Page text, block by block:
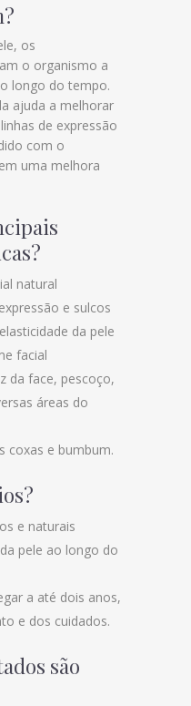
os
o organismo a
longo do tempo.
ajuda a melhorar
de expressão
com o
uma melhora
natural
e sulcos
da pele
facial
da face, pescoço,
áreas do
coxas e bumbum.
e naturais
pele ao longo do
a até dois anos,
e dos cuidados.
são